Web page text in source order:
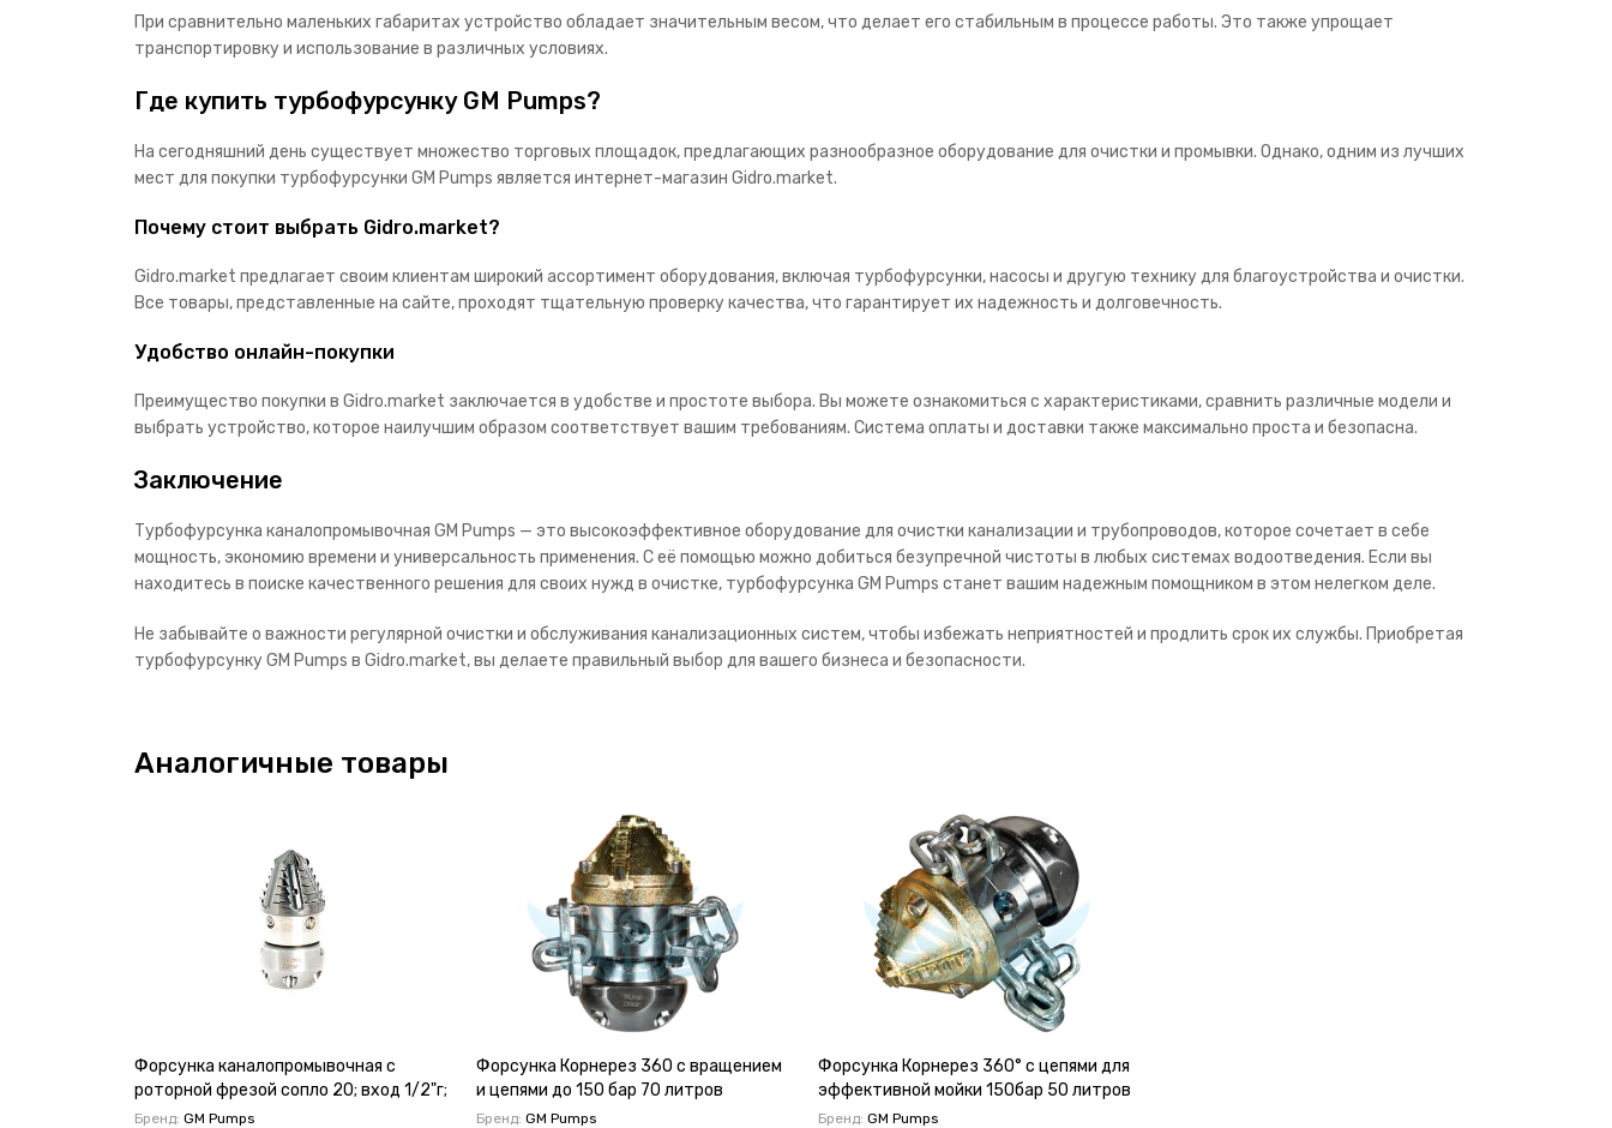
При сравнительно маленьких габаритах устройство обладает значительным весом, что делает его стабильным в процессе работы. Это также упрощает
транспортировку и использование в различных условиях.
Где купить турбофурсунку GM Pumps?
На сегодняшний день существует множество торговых площадок, предлагающих разнообразное оборудование для очистки и промывки. Однако, одним из лучших
мест для покупки турбофурсунки GM Pumps является интернет-магазин Gidro.market.
Почему стоит выбрать Gidro.market?
Gidro.market предлагает своим клиентам широкий ассортимент оборудования, включая турбофурсунки, насосы и другую технику для благоустройства и очистки.
Все товары, представленные на сайте, проходят тщательную проверку качества, что гарантирует их надежность и долговечность.
Удобство онлайн-покупки
Преимущество покупки в Gidro.market заключается в удобстве и простоте выбора. Вы можете ознакомиться с характеристиками, сравнить различные модели и
выбрать устройство, которое наилучшим образом соответствует вашим требованиям. Система оплаты и доставки также максимально проста и безопасна.
Заключение
Турбофурсунка каналопромывочная GM Pumps — это высокоэффективное оборудование для очистки канализации и трубопроводов, которое сочетает в себе
мощность, экономию времени и универсальность применения. С её помощью можно добиться безупречной чистоты в любых системах водоотведения. Если вы
находитесь в поиске качественного решения для своих нужд в очистке, турбофурсунка GM Pumps станет вашим надежным помощником в этом нелегком деле.
Не забывайте о важности регулярной очистки и обслуживания канализационных систем, чтобы избежать неприятностей и продлить срок их службы. Приобретая
турбофурсунку GM Pumps в Gidro.market, вы делаете правильный выбор для вашего бизнеса и безопасности.
Аналогичные товары
Форсунка каналопромывочная с
роторной фрезой сопло 20; вход 1/2"г;
бой 6Rх4S
Бренд: GM Pumps
Форсунка Корнерез 360 с вращением
и цепями до 150 бар 70 литров
Бренд: GM Pumps
Форсунка Корнерез 360° с цепями для
эффективной мойки 150бар 50 литров
в минуту
Бренд: GM Pumps